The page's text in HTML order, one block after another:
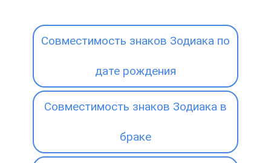
Совместимость знаков Зодиака по
дате рождения
Совместимость знаков Зодиака в
браке